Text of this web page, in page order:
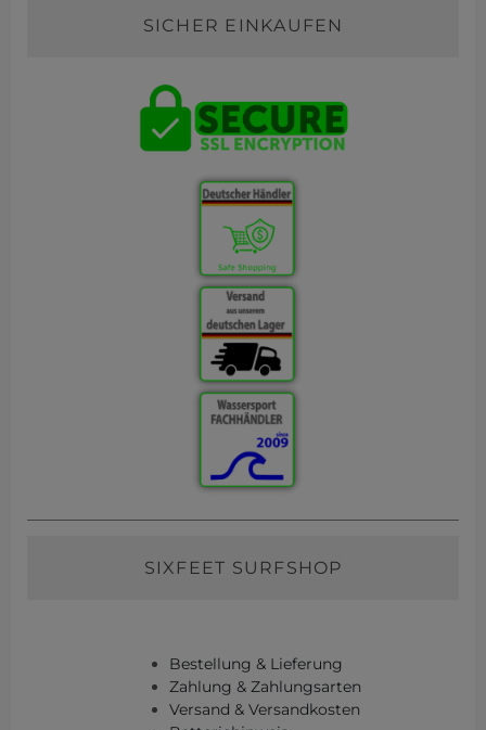
SICHER EINKAUFEN
SIXFEET SURFSHOP
Bestellung & Lieferung
Zahlung & Zahlungsarten
Versand & Versandkosten